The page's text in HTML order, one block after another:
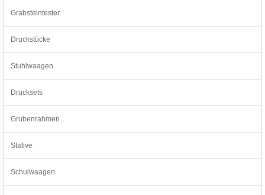
Grabsteintester
Druckstücke
Stuhlwaagen
Drucksets
Grubenrahmen
Stative
Schulwaagen